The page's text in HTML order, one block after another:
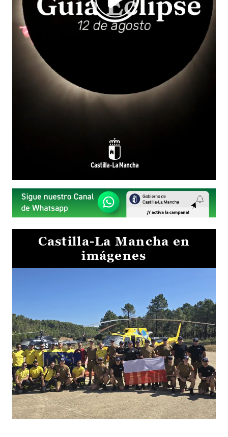
Castilla-La Mancha en
imágenes